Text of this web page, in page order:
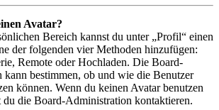
Avatar?
Bereich kannst du unter „Profil“ einen
der folgenden vier Methoden hinzufügen:
Remote oder Hochladen. Die Board-
kann bestimmen, ob und wie die Benutzer
können. Wenn du keinen Avatar benutzen
du die Board-Administration kontaktieren.